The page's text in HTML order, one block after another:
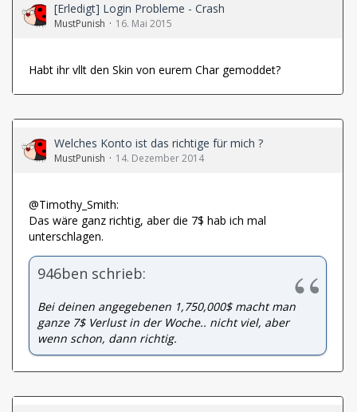
[Erledigt] Login Probleme - Crash
MustPunish 16. Mai 2015
Habt ihr vllt den Skin von eurem Char gemoddet?
Welches Konto ist das richtige für mich ?
MustPunish 14. Dezember 2014
@Timothy_Smith:
Das wäre ganz richtig, aber die 7$ hab ich mal
unterschlagen.
946ben schrieb:
Bei deinen angegebenen 1,750,000$ macht man
ganze 7$ Verlust in der Woche.. nicht viel, aber
wenn schon, dann richtig.